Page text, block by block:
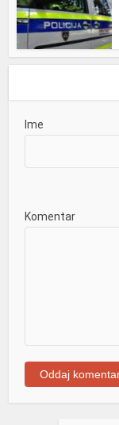
Ime
Komentar